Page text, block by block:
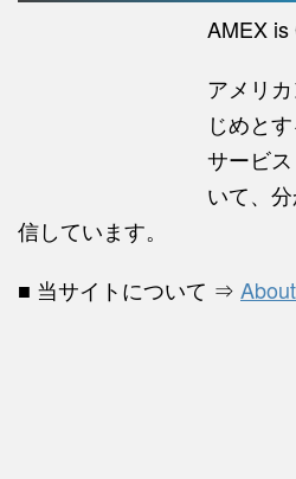
AMEX is
アメリ
じめと
サービ
いて、
信しています。
■ 当サイトについて ⇒